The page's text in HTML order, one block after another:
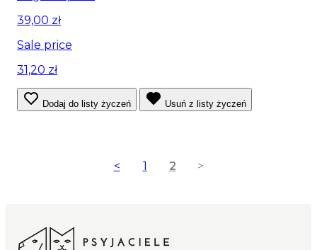
39,00 zł
Sale price
31,20 zł
Dodaj do listy życzeń Usuń z listy życzeń
< 1 2 >